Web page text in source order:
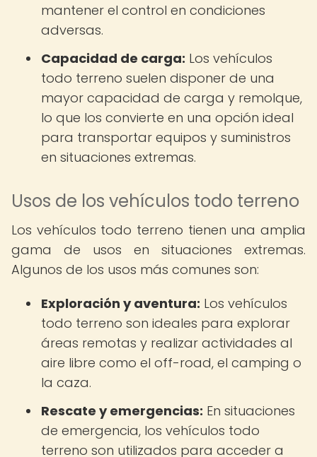
mantener el control en condiciones
adversas.
Capacidad de carga: Los vehículos
todo terreno suelen disponer de una
mayor capacidad de carga y remolque,
lo que los convierte en una opción ideal
para transportar equipos y suministros
en situaciones extremas.
Usos de los vehículos todo terreno
Los vehículos todo terreno tienen una amplia
gama de usos en situaciones extremas.
Algunos de los usos más comunes son:
Exploración y aventura: Los vehículos
todo terreno son ideales para explorar
áreas remotas y realizar actividades al
aire libre como el off-road, el camping o
la caza.
Rescate y emergencias: En situaciones
de emergencia, los vehículos todo
terreno son utilizados para acceder a